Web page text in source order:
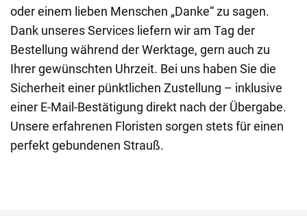
oder einem lieben Menschen „Danke“ zu sagen.
Dank unseres Services liefern wir am Tag der
Bestellung während der Werktage, gern auch zu
Ihrer gewünschten Uhrzeit. Bei uns haben Sie die
Sicherheit einer pünktlichen Zustellung – inklusive
einer E-Mail-Bestätigung direkt nach der Übergabe.
Unsere erfahrenen Floristen sorgen stets für einen
perfekt gebundenen Strauß.